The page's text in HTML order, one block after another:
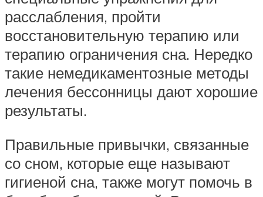
расслабления, пройти
восстановительную терапию или
терапию ограничения сна. Нередко
такие немедикаментозные методы
лечения бессонницы дают хорошие
результаты.
Правильные привычки, связанные
со сном, которые еще называют
гигиеной сна, также могут помочь в